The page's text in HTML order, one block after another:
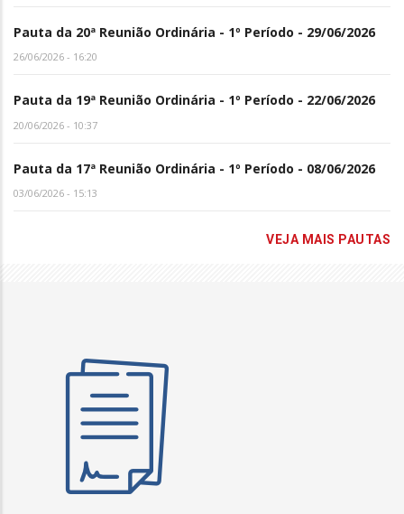
Pauta da 20ª Reunião Ordinária - 1º Período - 29/06/2026
26/06/2026 - 16:20
Pauta da 19ª Reunião Ordinária - 1º Período - 22/06/2026
20/06/2026 - 10:37
Pauta da 17ª Reunião Ordinária - 1º Período - 08/06/2026
03/06/2026 - 15:13
VEJA MAIS PAUTAS